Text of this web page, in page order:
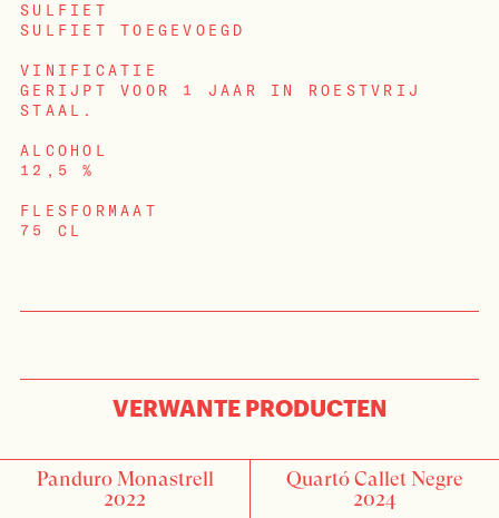
SULFIET
SULFIET TOEGEVOEGD
VINIFICATIE
GERIJPT VOOR 1 JAAR IN ROESTVRIJ
STAAL.
ALCOHOL
12,5 %
FLESFORMAAT
75 CL
VERWANTE PRODUCTEN
Panduro Monastrell
2022
Quartó Callet Negre
2024